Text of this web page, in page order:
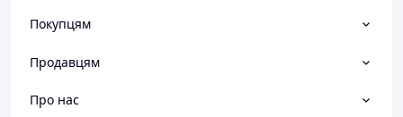
Покупцям
Продавцям
Про нас